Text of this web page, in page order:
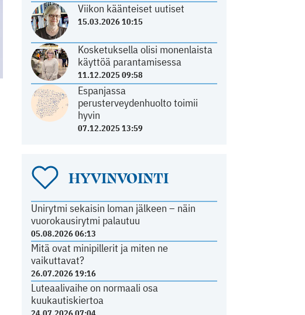
Viikon käänteiset uutiset
15.03.2026 10:15
Kosketuksella olisi monenlaista
käyttöä parantamisessa
11.12.2025 09:58
Espanjassa
perusterveydenhuolto toimii
hyvin
07.12.2025 13:59
HYVINVOINTI
Unirytmi sekaisin loman jälkeen – näin
vuorokausirytmi palautuu
05.08.2026 06:13
Mitä ovat minipillerit ja miten ne
vaikuttavat?
26.07.2026 19:16
Luteaalivaihe on normaali osa
kuukautiskiertoa